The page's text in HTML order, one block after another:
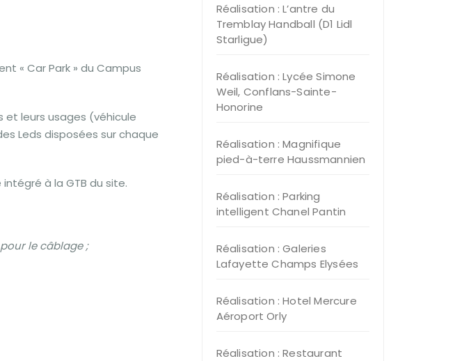
« Car Park » du Campus
et leurs usages (véhicule
Leds disposées sur chaque
à la GTB du site.
le câblage ;
Réalisation : L’antre du
Tremblay Handball (D1 Lidl
Starligue)
Réalisation : Lycée Simone
Weil, Conflans-Sainte-
Honorine
Réalisation : Magnifique
pied-à-terre Haussmannien
Réalisation : Parking
intelligent Chanel Pantin
Réalisation : Galeries
Lafayette Champs Elysées
Réalisation : Hotel Mercure
Aéroport Orly
Réalisation : Restaurant